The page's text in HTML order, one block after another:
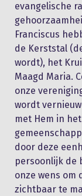
evangelische
Franciscus
de Kerststal
wordt), het
Maagd Maria.
onze
wordt
met Hem in
door deze
persoonlijk de
onze wens om
zichtbaar te